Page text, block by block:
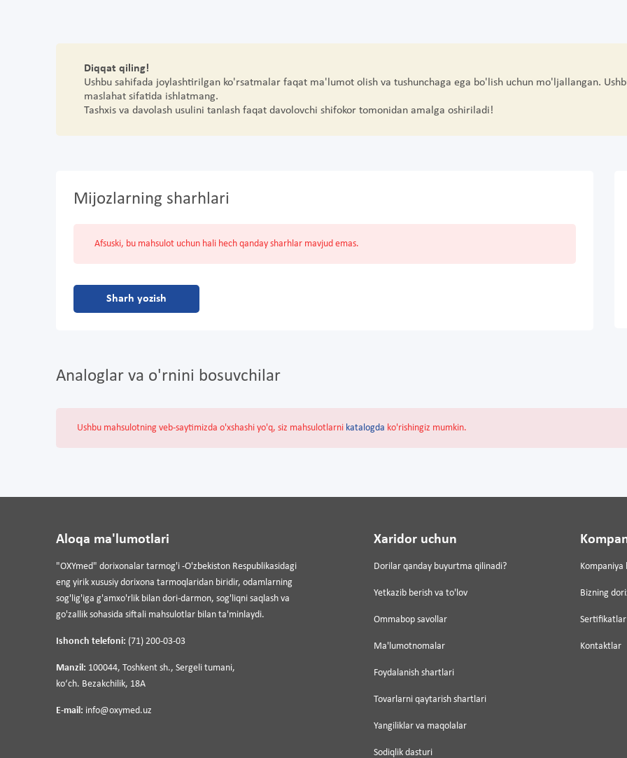
Diqqat qiling!
Ushbu sahifada joylashtirilgan ko'rsatmalar faqat ma'lumot olish va tushunchaga ega bo'lish uchun mo'ljallangan.
maslahat sifatida ishlatmang.
Tashxis va davolash usulini tanlash faqat davolovchi shifokor tomonidan amalga oshiriladi!
Mijozlarning sharhlari
Afsuski, bu mahsulot uchun hali hech qanday sharhlar mavjud emas.
Sharh yozish
Analoglar va o'rnini bosuvchilar
Ushbu mahsulotning veb-saytimizda o'xshashi yo'q, siz mahsulotlarni katalogda ko'rishingiz mumkin.
Aloqa ma'lumotlari
"OXYmed" dorixonalar tarmog'i -O'zbekiston Respublikasidagi
eng yirik xususiy dorixona tarmoqlaridan biridir, odamlarning
sog'lig'iga g'amxo'rlik bilan dori-darmon, sog'liqni saqlash va
go'zallik sohasida siftali mahsulotlar bilan ta'minlaydi.
Ishonch telefoni: (71) 200-03-03
Manzil: 100044, Toshkent sh., Sergeli tumani,
koʻch. Bezakchilik, 18A
E-mail: info@oxymed.uz
Xaridor uchun
Dorilar qanday buyurtma qilinadi?
Yetkazib berish va to'lov
Ommabop savollar
Ma'lumotnomalar
Foydalanish shartlari
Tovarlarni qaytarish shartlari
Yangiliklar va maqolalar
Sodiqlik dasturi
Kompaniya
Bizning
Sertifikatlar
Kontaktlar